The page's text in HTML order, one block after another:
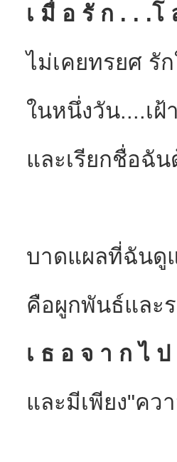
เ มื่ อ รั ก . . .
ไม่เคยทรยศ รั
ในหนึ่งวัน....เฝ้
และเรียกชื่อฉั
บาดแผลที่ฉันดู
คือผูกพันธ์และ
เ ธ อ จ า ก ไ
และมีเพียง"คว